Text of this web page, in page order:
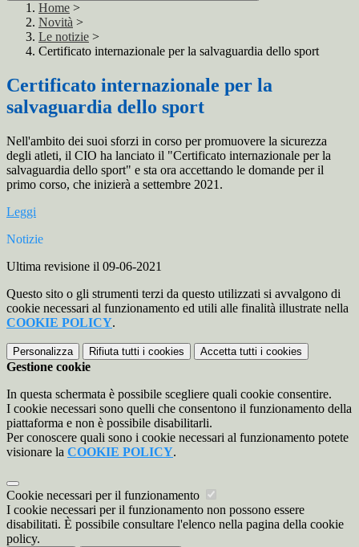
Home >
Novità >
Le notizie >
Certificato internazionale per la salvaguardia dello sport
Certificato internazionale per la
salvaguardia dello sport
Nell'ambito dei suoi sforzi in corso per promuovere la sicurezza
degli atleti, il CIO ha lanciato il "Certificato internazionale per la
salvaguardia dello sport" e sta ora accettando le domande per il
primo corso, che inizierà a settembre 2021.
Leggi
Notizie
Ultima revisione il 09-06-2021
Questo sito o gli strumenti terzi da questo utilizzati si avvalgono di
cookie necessari al funzionamento ed utili alle finalità illustrate nella
COOKIE POLICY.
Personalizza Rifiuta tutti i cookies Accetta tutti i cookies
Gestione cookie
In questa schermata è possibile scegliere quali cookie consentire.
I cookie necessari sono quelli che consentono il funzionamento della
piattaforma e non è possibile disabilitarli.
Per conoscere quali sono i cookie necessari al funzionamento potete
visionare la COOKIE POLICY.
Cookie necessari per il funzionamento
I cookie necessari per il funzionamento non possono essere
disabilitati. È possibile consultare l'elenco nella pagina della cookie
policy.